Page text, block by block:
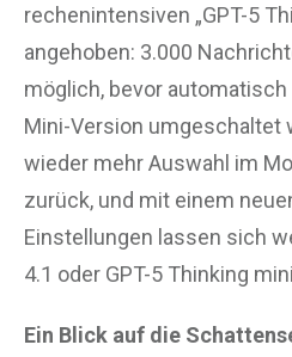
rechenintensiven „GPT-5
angehoben: 3.000
möglich, bevor
Mini-Version umgeschaltet
wieder mehr Auswahl im
zurück, und mit einem
Einstellungen lassen sich
4.1 oder GPT-5 Thinking
Ein Blick auf die